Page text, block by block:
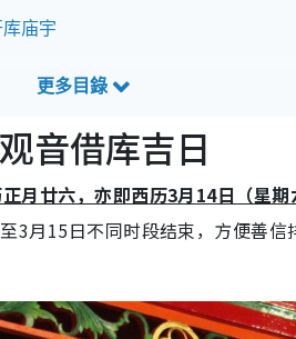
庙宇
音借库吉日
月廿六，亦即西历3月14日（星期
3月15日不同时段结束，方便善